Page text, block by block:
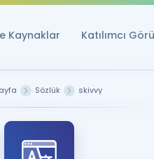
Kaynaklar Katılımcı
Sözlük skivvy